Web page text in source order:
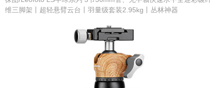
维三脚架丨超轻悬臂云台丨羽量级套装2.95kg丨丛林神器